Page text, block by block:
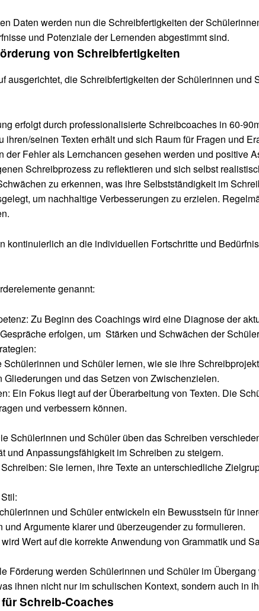
Daten werden nun die Schreibfertigkeiten der
und Potenziale der Lernenden abgestimmt sind.
von Schreibfertigkeiten
ausgerichtet, die Schreibfertigkeiten der Schülerinnen
erfolgt durch professionalisierte Schreibcoaches in 60-
ihren/seinen Texten erhält und sich Raum für Fragen und
der Fehler als Lernchancen gesehen werden und positive
Schreibprozess zu reflektieren und sich selbst
zu erkennen, was ihre Selbstständigkeit im
um nachhaltige Verbesserungen zu erzielen.
kontinuierlich an die individuellen Fortschritte und
genannt:
Zu Beginn des Coachings wird eine Diagnose der
erfolgen, um Stärken und Schwächen der
und Schüler lernen, wie sie ihre
Gliederungen und das Setzen von Zwischenzielen.
Ein Fokus liegt auf der Überarbeitung von Texten. Die
und verbessern können.
Schülerinnen und Schüler üben das Schreiben
und Anpassungsfähigkeit im Schreiben zu steigern.
Sie lernen, ihre Texte an unterschiedliche
und Schüler entwickeln ein Bewusstsein für
und Argumente klarer und überzeugender zu formulieren.
Wert auf die korrekte Anwendung von Grammatik und
Förderung werden Schülerinnen und Schüler im
ihnen nicht nur im schulischen Kontext, sondern auch in
Schreib-Coaches